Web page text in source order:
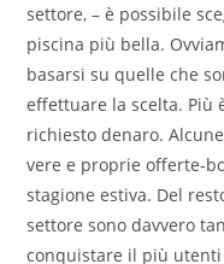
settore, – è possibile
piscina più bella.
basarsi su quelle che
effettuare la scelta. Più
richiesto denaro.
vere e proprie offerte-
stagione estiva. Del
settore sono davvero
conquistare il più utenti